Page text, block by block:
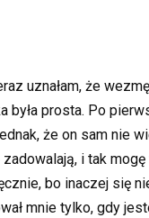
uznałam, że
była prosta. Po
że on sam nie
i tak
bo inaczej się
mnie tylko, gdy